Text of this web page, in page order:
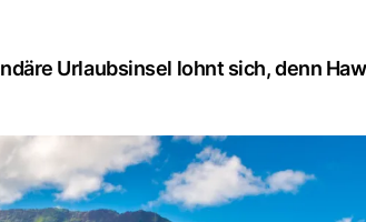
Urlaubsinsel lohnt sich, denn